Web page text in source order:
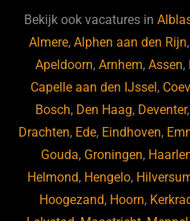
b
o
o
k
ky dI
n
Bekijk ook vacatures in
Almere,Alphen aan den Rijn
Apeldoorn,Arnhem,Assen,
Capelle aan den IJssel,
Bosch, Den Haag, Deventer,
Drachten, Ede, Eindhoven,
Gouda, Groningen,
Helmond, Hengelo,
Hoogezand, Hoorn,